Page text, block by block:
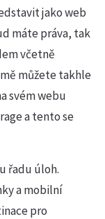
jako web
máte práva, tak
včetně
můžete takhle
svém webu
a tento se
řadu úloh.
a mobilní
pro